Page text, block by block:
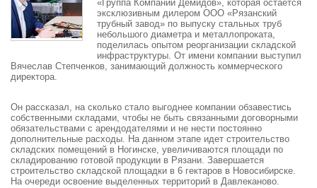
«Группа Компаний Демидов», которая остается
эксклюзивным дилером ООО «Рязанский
трубный завод» по выпуску стальных труб
небольшого диаметра и металлопроката,
поделилась опытом реорганизации складской
инфраструктуры. От имени компании выступил
Вячеслав Степченков, занимающий должность коммерческого
директора.
Он рассказал, на сколько стало выгоднее компании обзавестись
собственными складами, чтобы не быть связанными договорными
обязательствами с арендодателями и не нести постоянно
дополнительные расходы. На данном этапе идет строительство
складских помещений в Ногинске, увеличиваются площади по
складированию готовой продукции в Рязани. Завершается
строительство складской площадки в 6 гектаров в Новосибирске.
На очереди освоение выделенных территорий в Давлеканово.